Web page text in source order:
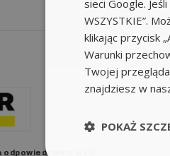
techniczne
odpowiedzialna w UE
sieci Google.
WSZYSTKIE”.
klikając przycisk
Warunki
Twojej
znajdziesz w
POKAŻ